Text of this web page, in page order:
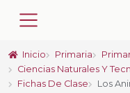
Inicio Primaria
Ciencias Naturales Y
Fichas De Clase
Los